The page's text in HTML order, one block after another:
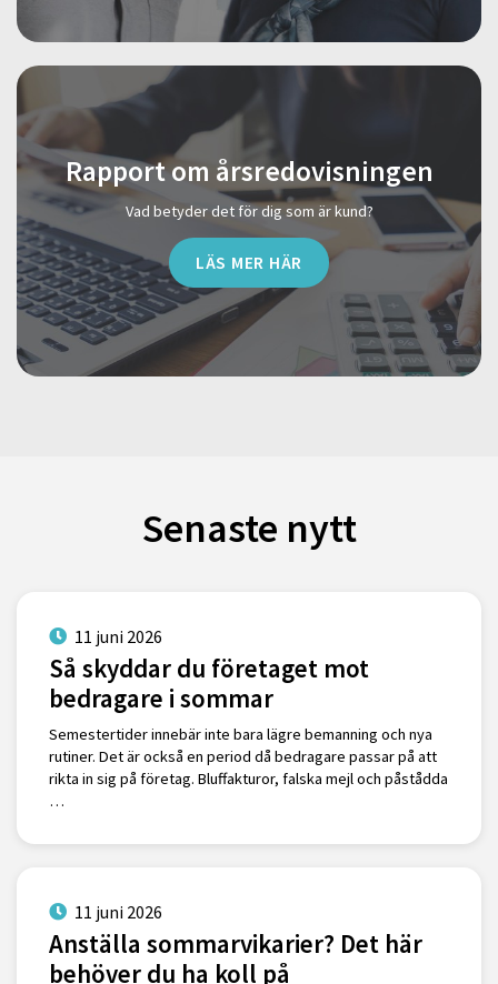
Rapport om årsredovisningen
Vad betyder det för dig som är kund?
LÄS MER HÄR
Senaste nytt
11 juni 2026
Så skyddar du företaget mot
bedragare i sommar
Semestertider innebär inte bara lägre bemanning och nya
rutiner. Det är också en period då bedragare passar på att
rikta in sig på företag. Bluffakturor, falska mejl och påstådda
…
11 juni 2026
Anställa sommarvikarier? Det här
behöver du ha koll på